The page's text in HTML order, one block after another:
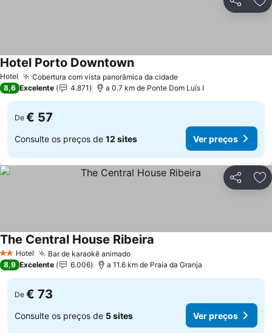
Partilhar
Hotel Cobertura com vista panorâmica da cidadeVer preços
Hotel Porto DowntownVer preços
8,6 Excelente 4.871 a 0.7 km de Ponte Dom Luís I
De € 57
Consulte os preços de 12 sites Ver preços
Partilhar
2 Estrelas
Hotel Bar de karaokê animadoVer preços
The Central House Ribeira
8,9 Excelente 6.006 a 11.6 km de Praia da Granja
De € 73
Consulte os preços de 5 sites Ver preços